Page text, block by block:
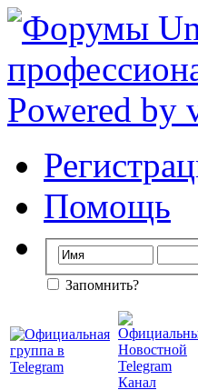
Помощь
Запомнить?